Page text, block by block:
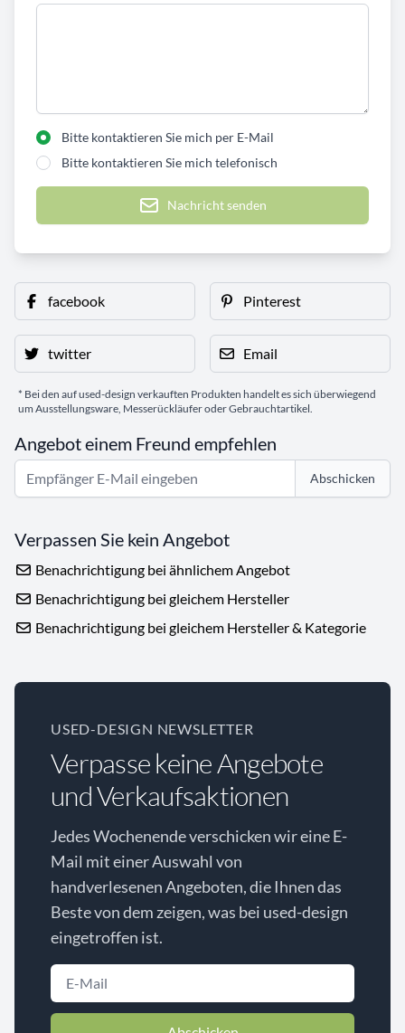
Bitte kontaktieren Sie mich per E-Mail
Bitte kontaktieren Sie mich telefonisch
Nachricht senden
facebook Pinterest
twitter Email
* Bei den auf used-design verkauften Produkten handelt es sich überwiegend
um Ausstellungsware, Messerückläufer oder Gebrauchtartikel.
Angebot einem Freund empfehlen
Abschicken
Verpassen Sie kein Angebot
Benachrichtigung bei ähnlichem Angebot
Benachrichtigung bei gleichem Hersteller
Benachrichtigung bei gleichem Hersteller & Kategorie
USED-DESIGN NEWSLETTER
Verpasse keine Angebote
und Verkaufsaktionen
Jedes Wochenende verschicken wir eine E-
Mail mit einer Auswahl von
handverlesenen Angeboten, die Ihnen das
Beste von dem zeigen, was bei used-design
eingetroffen ist.